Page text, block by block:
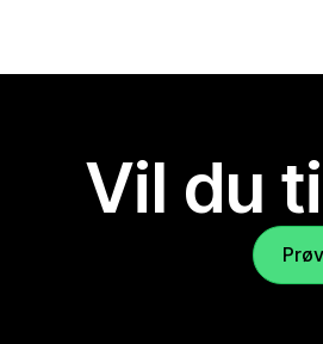
Vil du